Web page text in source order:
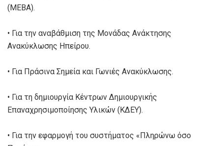
(ΜΕΒΑ).
• Για την αναβάθμιση της Μονάδας Ανάκτησης
Ανακύκλωσης Ηπείρου.
• Για Πράσινα Σημεία και Γωνιές Ανακύκλωσης.
• Για τη δημιουργία Κέντρων Δημιουργικής
Επαναχρησιμοποίησης Υλικών (ΚΔΕΥ).
• Για την εφαρμογή του συστήματος «Πληρώνω όσο